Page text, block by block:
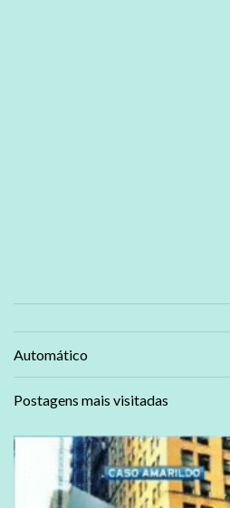
Automático
Postagens mais visitadas